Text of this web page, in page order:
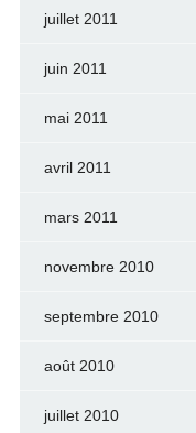
juillet 2011
juin 2011
mai 2011
avril 2011
mars 2011
novembre 2010
septembre 2010
août 2010
juillet 2010